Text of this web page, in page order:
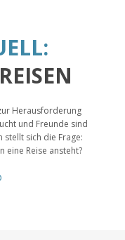
Herausforderung
und Freunde sind
stellt sich die Frage:
eine Reise ansteht?